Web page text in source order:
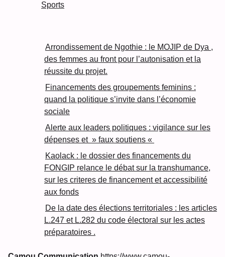
Sports
Arrondissement de Ngothie : le MOJIP de Dya ,
des femmes au front pour l’autonisation et la
réussite du projet.
Financements des groupements feminins :
quand la politique s’invite dans l’économie
sociale
Alerte aux leaders politiques : vigilance sur les
dépenses et » faux soutiens «
Kaolack : le dossier des financements du
FONGIP relance le débat sur la transhumance,
sur les criteres de financement et accessibilité
aux fonds
De la date des élections territoriales : les articles
L.247 et L.282 du code électoral sur les actes
préparatoires .